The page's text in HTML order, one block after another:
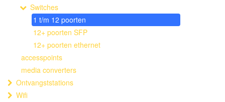
Switches
1 t/m 12 poorten
12+ poorten SFP
12+ poorten ethernet
accesspoints
media converters
Ontvangststations
Wifi